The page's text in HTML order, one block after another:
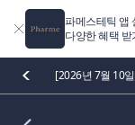
파메스테틱 앱
다양한 혜택 받
[2026년 7월 10